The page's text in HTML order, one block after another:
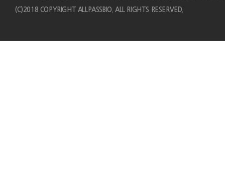
(C)2018 COPYRIGHT ALLPASSBIO. ALL RIGHTS RESERVED.